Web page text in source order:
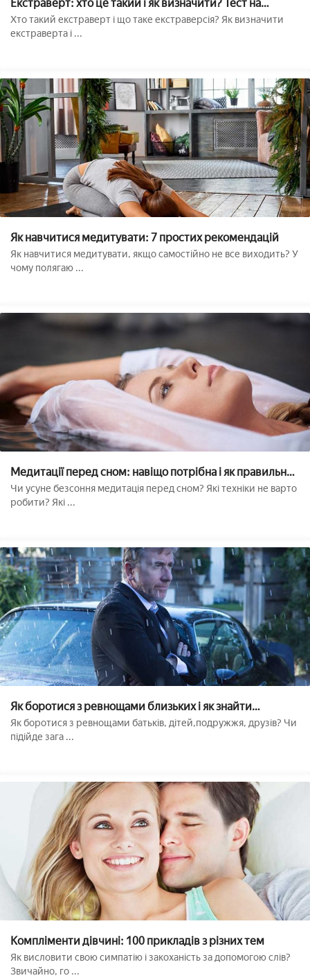
Екстраверт: хто це такий і як визначити? Тест на
екстраверсію
Хто такий екстраверт і що таке екстраверсія? Як визначити
екстраверта і ...
Як навчитися медитувати: 7 простих рекомендацій
Як навчитися медитувати, якщо самостійно не все виходить? У
чому полягаю ...
Медитації перед сном: навіщо потрібна і як правильно
робити??
Чи усуне безсоння медитація перед сном? Які техніки не варто
робити? Які ...
Як боротися з ревнощами близьких і як знайти
причину??
Як боротися з ревнощами батьків, дітей,подружжя, друзів? Чи
підійде зага ...
Компліменти дівчині: 100 прикладів з різних тем
Як висловити свою симпатію і закоханість за допомогою слів?
Звичайно, го ...